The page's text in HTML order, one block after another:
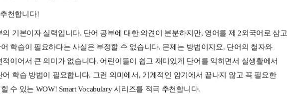
천합니다!
기본이자 실력입니다. 단어 공부에 대한 의견이 분분하지만, 영어를 제 2외국어로 삼고
학습이 필요하다는 사실은 부정할 수 없습니다. 문제는 방법이지요. 단어의 철자와
이어서 큰 의미가 없습니다. 어린이들이 쉽고 재미있게 단어를 익히면서 실생활에서
학습 방법이 필요합니다. 그런 의미에서, 기계적인 암기에서 끝나지 않고 꼭 필요한
수 있는 WOW! Smart Vocabulary 시리즈를 적극 추천합니다.